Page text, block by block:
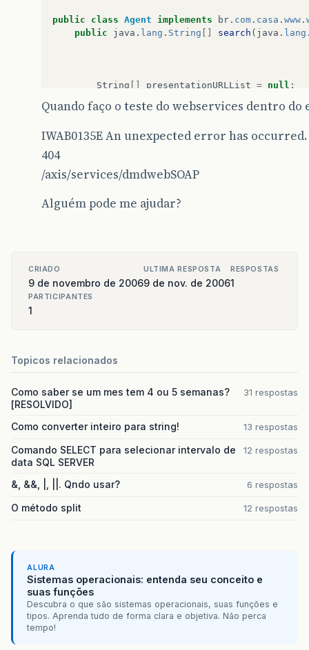
public class Agent implements br . com . casa . www .
public
java . lang . String search ( java . lang
String presentationURLList = null ;
ClientDAO cDAO = (ClientDAO)
for( int i =
}
}
}
}
Quando faço o teste do webservices dentro
IWAB0135E An unexpected error has occurred.
404
/axis/services/dmdwebSOAP
Alguém pode me ajudar?
CRIADO
9 de novembro de 2006
ULTIMA RESPOSTA
9 de nov. de 2006
RESPOSTAS
1
PARTICIPANTES
1
Topicos relacionados
Como saber se um mes tem 4 ou 5 semanas?
[RESOLVIDO]
31 respostas
Como converter inteiro para string! 13 respostas
Comando SELECT para selecionar intervalo de
data SQL SERVER
12 respostas
&, &&, |, ||. Qndo usar? 6 respostas
O método split 12 respostas
ALURA
Sistemas operacionais: entenda seu conceito e
suas funções
Descubra o que são sistemas operacionais, suas funções e
tipos. Aprenda tudo de forma clara e objetiva. Não perca
tempo!